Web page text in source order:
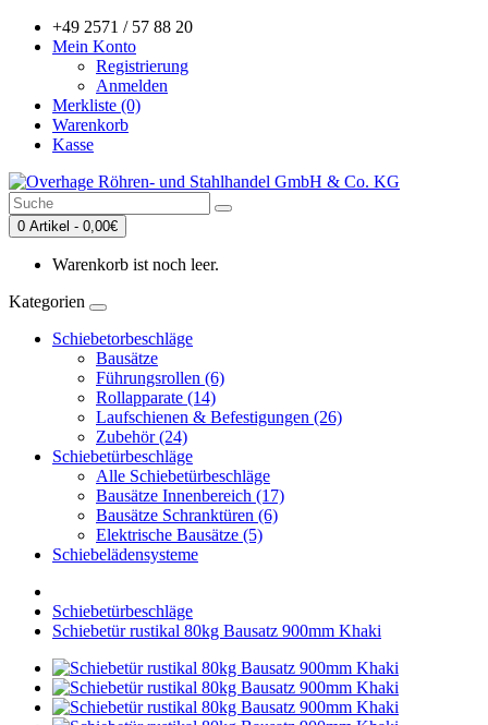
+49 2571 / 57 88 20
Mein Konto
Registrierung
Anmelden
Merkliste (0)
Warenkorb
Kasse
0 Artikel - 0,00€
Warenkorb ist noch leer.
Kategorien
Schiebetorbeschläge
Bausätze
Führungsrollen (6)
Rollapparate (14)
Laufschienen & Befestigungen (26)
Zubehör (24)
Schiebetürbeschläge
Alle Schiebetürbeschläge
Bausätze Innenbereich (17)
Bausätze Schranktüren (6)
Elektrische Bausätze (5)
Schiebelädensysteme
Schiebetürbeschläge
Schiebetür rustikal 80kg Bausatz 900mm Khaki